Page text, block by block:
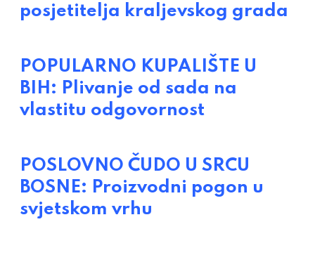
posjetitelja kraljevskog grada
POPULARNO KUPALIŠTE U
BIH: Plivanje od sada na
vlastitu odgovornost
POSLOVNO ČUDO U SRCU
BOSNE: Proizvodni pogon u
svjetskom vrhu